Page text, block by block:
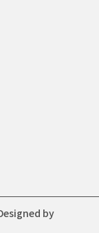
by